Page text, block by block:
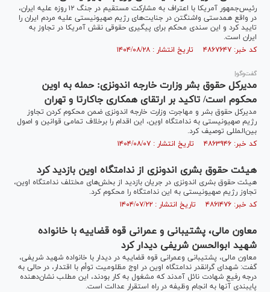
رئیس‌جمهور آمریکا با اعتراف به مشارکت مستقیم در جنگ ۱۲ روزه علیه ایران،
در واقع همدستی واشنگتن در جنایت‌های رژیم صهیونیستی علیه مردم ایران را
تایید کرد و این سندی محکم برای پیگیری حقوقی نقش آمریکا در تجاوز به
ایران است.
کد خبر: ۴۸۶۷۶۴۷ تاریخ انتشار : ۱۴۰۴/۰۸/۲۸
گفت‌وگو|
مدیرکل حقوق بشر وزارت خارجه اندونزی: حمله به اوین
محکوم است/ تاکید بر ارتقای همکاری جاکارتا و تهران
مدیرکل حقوق بشر و مهاجرت وزارت خارجه اندونزی ضمن محکوم کردن تجاوز
رژیم صهیونیستی به ندامتگاه اوین، این اقدام را برخلاف تمامی قوانین و اصول
بین‌المللی توصیف کرد.
کد خبر: ۴۸۶۳۹۴۶ تاریخ انتشار : ۱۴۰۴/۰۸/۰۷
هیئت حقوق بشری اندونزی از ندامتگاه اوین بازدید کرد
هیئت حقوق بشری اندونزی در جریان بازدید از بخش‌های مختلف ندامتگاه اوین،
تجاوز رژیم صهیونیستی به این ندامتگاه را محکوم کرد.
کد خبر: ۴۸۶۱۴۷۶ تاریخ انتشار : ۱۴۰۴/۰۷/۲۲
معاون مالی، پشتیبانی و‌ عمرانی قوه قضاییه با خانواده
شهید ابوالحسن شریفی دیدار کرد
معاون مالی، پشتیبانی و‌عمرانی قوه قضاییه در دیدار با خانواده شهید شریفی،
گفت: شهدای گرانقدر ندامتگاه اوین در اوج مظلومیت توأم با اقتدار، در حالی به
درجه رفیع شهادت نائل آمدند که مشغول به کار بودند، این مطلب نشان‌دهنده
پایبندی آنها به انجام وظیفه در راه استقرار عدالت است.